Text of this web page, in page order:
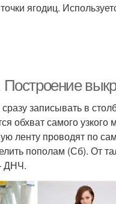
ягодиц.
Построение
записывать в
обхват самого
ленту проводят по
пополам (Сб). От
ДНЧ.